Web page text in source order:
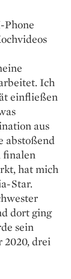
Phone
Ich
einfließen
aus
abstoßend
finalen
hat mich
Star.
dort ging
sein
2020, drei